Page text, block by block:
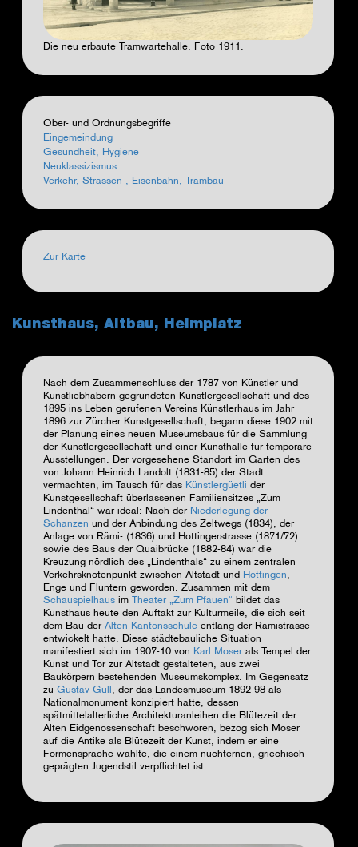
Die neu erbaute Tramwartehalle. Foto 1911.
Ober- und Ordnungsbegriffe
Eingemeindung
Gesundheit, Hygiene
Neuklassizismus
Verkehr, Strassen-, Eisenbahn, Trambau
Zur Karte
Kunsthaus, Altbau, Heimplatz
Nach dem Zusammenschluss der 1787 von Künstler und
Kunstliebhabern gegründeten Künstlergesellschaft und des
1895 ins Leben gerufenen Vereins Künstlerhaus im Jahr
1896 zur Zürcher Kunstgesellschaft, begann diese 1902 mit
der Planung eines neuen Museumsbaus für die Sammlung
der Künstlergesellschaft und einer Kunsthalle für temporäre
Ausstellungen. Der vorgesehene Standort im Garten des
von Johann Heinrich Landolt (1831-85) der Stadt
vermachten, im Tausch für das Künstlergüetli der
Kunstgesellschaft überlassenen Familiensitzes „Zum
Lindenthal“ war ideal: Nach der Niederlegung der
Schanzen und der Anbindung des Zeltwegs (1834), der
Anlage von Rämi- (1836) und Hottingerstrasse (1871/72)
sowie des Baus der Quaibrücke (1882-84) war die
Kreuzung nördlich des „Lindenthals“ zu einem zentralen
Verkehrsknotenpunkt zwischen Altstadt und Hottingen,
Enge und Fluntern geworden. Zusammen mit dem
Schauspielhaus im Theater „Zum Pfauen“ bildet das
Kunsthaus heute den Auftakt zur Kulturmeile, die sich seit
dem Bau derAlten Kantonsschule entlang der Rämistrasse
entwickelt hatte. Diese städtebauliche Situation
manifestiert sich im 1907-10 von Karl Moser als Tempel der
Kunst und Tor zur Altstadt gestalteten, aus zwei
Baukörpern bestehenden Museumskomplex. Im Gegensatz
zu Gustav Gull , der das Landesmuseum 1892-98 als
Nationalmonument konzipiert hatte, dessen
spätmittelalterliche Architekturanleihen die Blütezeit der
Alten Eidgenossenschaft beschworen, bezog sich Moser
auf die Antike als Blütezeit der Kunst, indem er eine
Formensprache wählte, die einem nüchternen, griechisch
geprägten Jugendstil verpflichtet ist.